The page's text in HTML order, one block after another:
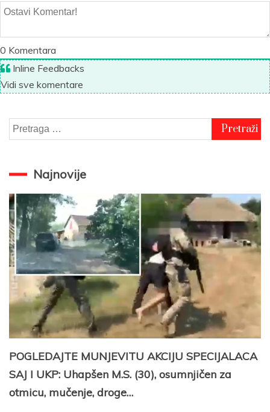
0 Komentara
Inline Feedbacks
Vidi sve komentare
Pretraga
za:
Najnovije
POGLEDAJTE MUNJEVITU AKCIJU SPECIJALACA
SAJ I UKP: Uhapšen M.S. (30), osumnjičen za
otmicu, mučenje, droge…